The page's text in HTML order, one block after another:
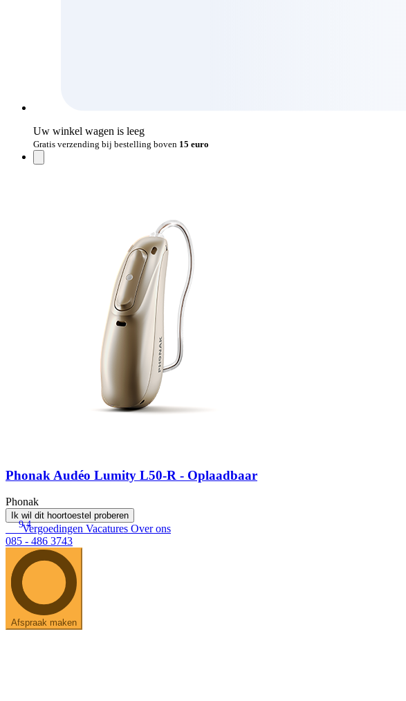
Uw winkel wagen is leeg
Gratis verzending bij bestelling boven 15 euro
Phonak Audéo Lumity L50-R - Oplaadbaar
Phonak
Ik wil dit hoortoestel proberen
9.4
Vergoedingen Vacatures Over ons
085 - 486 3743
Afspraak maken